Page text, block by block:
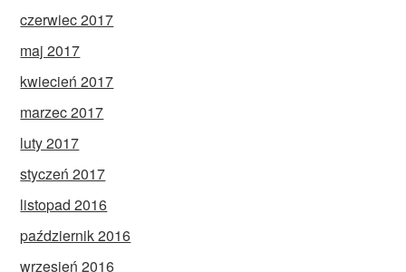
czerwiec 2017
maj 2017
kwiecień 2017
marzec 2017
luty 2017
styczeń 2017
listopad 2016
październik 2016
wrzesień 2016